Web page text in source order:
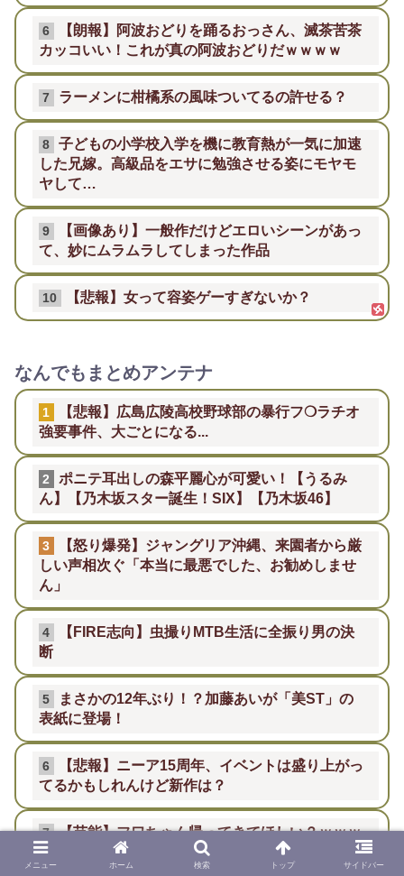
6
【朗報】阿波おどりを踊るおっさん、滅茶苦茶
カッコいい！これが真の阿波おどりだｗｗｗｗ
7 ラーメンに柑橘系の風味ついてるの許せる？
8
子どもの小学校入学を機に教育熱が一気に加速
した兄嫁。高級品をエサに勉強させる姿にモヤモ
ヤして…
9
【画像あり】一般作だけどエロいシーンがあっ
て、妙にムラムラしてしまった作品
10 【悲報】女って容姿ゲーすぎないか？
なんでもまとめアンテナ
1
【悲報】広島広陵高校野球部の暴行フ❍ラチオ
強要事件、大ごとになる...
2
ポニテ耳出しの森平麗心が可愛い！【うるみ
ん】【乃木坂スター誕生！SIX】【乃木坂46】
3
【怒り爆発】ジャングリア沖縄、来園者から厳
しい声相次ぐ「本当に最悪でした、お勧めしませ
ん」
4
【FIRE志向】虫撮りMTB生活に全振り男の決
断
5
まさかの12年ぶり！？加藤あいが「美ST」の
表紙に登場！
6
【悲報】ニーア15周年、イベントは盛り上がっ
てるかもしれんけど新作は？
7 【芸能】フワちゃん帰ってきてほしい？ｗｗｗ
やす子の投稿にデマ流れまくりｗｗｗ
メニュー ホーム 検索 トップ サイドバー